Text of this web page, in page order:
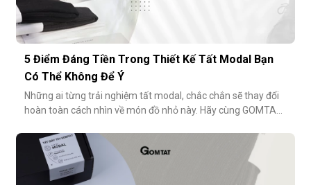
5 Điểm Đáng Tiền Trong Thiết Kế Tất Modal Bạn
Có Thể Không Để Ý
Những ai từng trải nghiệm tất modal, chắc chắn sẽ thay đổi
hoàn toàn cách nhìn về món đồ nhỏ này. Hãy cùng GOMTAT
modal cao cấp – những điều có thể bạn chưa từng để ý
nhưng lại ảnh hưởng rất nhiều đến trải nghiệm hằng
ngày.Chất liệu sợi modalĐiểm